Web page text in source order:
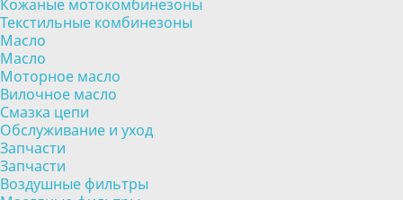
Кожаные мотокомбинезоны
Текстильные комбинезоны
Масло
Масло
Моторное масло
Вилочное масло
Смазка цепи
Обслуживание и уход
Запчасти
Запчасти
Воздушные фильтры